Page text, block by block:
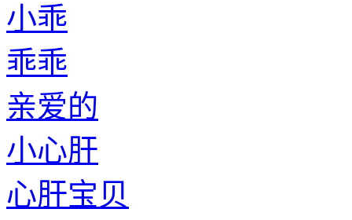
小乖
乖乖
亲爱的
小心肝
心肝宝贝